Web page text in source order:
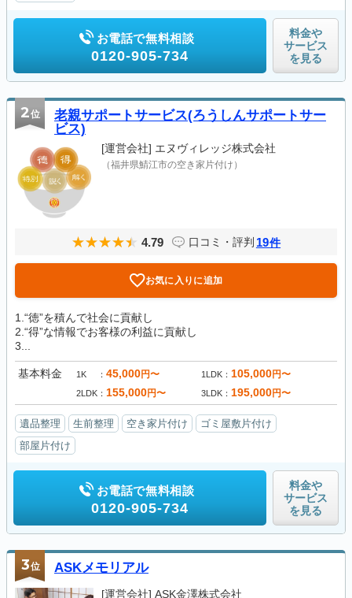
お電話で無料相談
0120-905-734
料金や
サービス
を見る
2位
老親サポートサービス(ろうしんサポートサー
ビス)
[運営会社] エヌヴィレッジ株式会社
（福井県鯖江市の空き家片付け）
4.79 口コミ・評判 19件
お気に入りに追加
1.“徳”を積んで社会に貢献し
2.“得”な情報でお客様の利益に貢献し
3...
基本料金 1K 45,000円〜 1LDK 105,000円〜
2LDK 155,000円〜 3LDK 195,000円〜
遺品整理 生前整理 空き家片付け
ゴミ屋敷片付け
部屋片付け
お電話で無料相談
0120-905-734
料金や
サービス
を見る
3位 ASKメモリアル
[運営会社] ASK金澤株式会社